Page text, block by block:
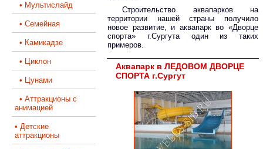
• Мультислайд
• Семейная
• Камикадзе
• Циклон
• Цунами
• Аттракционы с
анимацией
• Детские
аттракционы
Строительство аквапарков на
территории нашей страны получило
новое развитие, и аквапарк во «Дворце
спорта» г.Сургута один из таких
примеров.
Аквапарк в ЛЕДОВОМ ДВОРЦЕ
СПОРТА г.Сургут